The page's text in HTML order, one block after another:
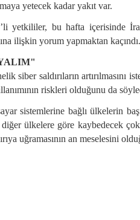
yetecek kadar yakıt var.
’li yetkililer, bu hafta içerisinde
ilişkin yorum yapmaktan kaçındı.
siber saldırıların artırılmasını
riskleri olduğunu da
sistemlerine bağlı ülkelerin
diğer ülkelere göre kaybedecek
uğramasının an meselesini